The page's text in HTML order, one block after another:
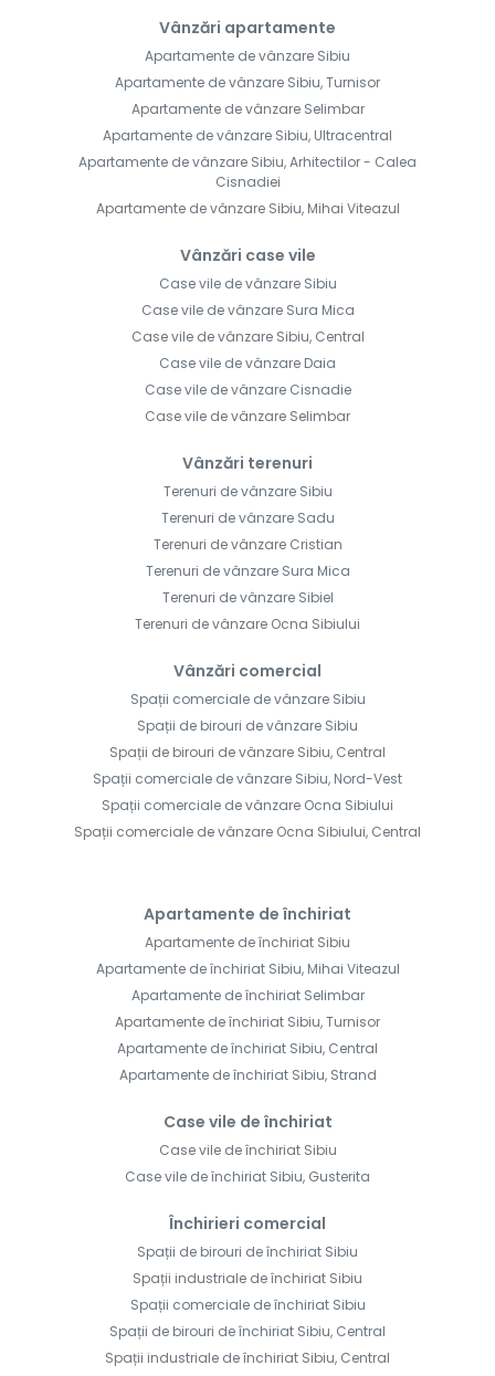
Vânzări apartamente
Apartamente de vânzare Sibiu
Apartamente de vânzare Sibiu, Turnisor
Apartamente de vânzare Selimbar
Apartamente de vânzare Sibiu, Ultracentral
Apartamente de vânzare Sibiu, Arhitectilor - Calea
Cisnadiei
Apartamente de vânzare Sibiu, Mihai Viteazul
Vânzări case vile
Case vile de vânzare Sibiu
Case vile de vânzare Sura Mica
Case vile de vânzare Sibiu, Central
Case vile de vânzare Daia
Case vile de vânzare Cisnadie
Case vile de vânzare Selimbar
Vânzări terenuri
Terenuri de vânzare Sibiu
Terenuri de vânzare Sadu
Terenuri de vânzare Cristian
Terenuri de vânzare Sura Mica
Terenuri de vânzare Sibiel
Terenuri de vânzare Ocna Sibiului
Vânzări comercial
Spații comerciale de vânzare Sibiu
Spații de birouri de vânzare Sibiu
Spații de birouri de vânzare Sibiu, Central
Spații comerciale de vânzare Sibiu, Nord-Vest
Spații comerciale de vânzare Ocna Sibiului
Spații comerciale de vânzare Ocna Sibiului, Central
Apartamente de închiriat
Apartamente de închiriat Sibiu
Apartamente de închiriat Sibiu, Mihai Viteazul
Apartamente de închiriat Selimbar
Apartamente de închiriat Sibiu, Turnisor
Apartamente de închiriat Sibiu, Central
Apartamente de închiriat Sibiu, Strand
Case vile de închiriat
Case vile de închiriat Sibiu
Case vile de închiriat Sibiu, Gusterita
Închirieri comercial
Spații de birouri de închiriat Sibiu
Spații industriale de închiriat Sibiu
Spații comerciale de închiriat Sibiu
Spații de birouri de închiriat Sibiu, Central
Spații industriale de închiriat Sibiu, Central